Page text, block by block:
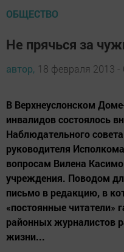
ОБЩЕСТВО
Не прячься за
автор, 18 февраля 2013 -
В Верхнеуслонском
инвалидов состоялось
Наблюдательного
руководителя
вопросам Вилена
учреждения. Поводом
письмо в редакцию, в
«постоянные читатели»
районных журналистов
жизни...